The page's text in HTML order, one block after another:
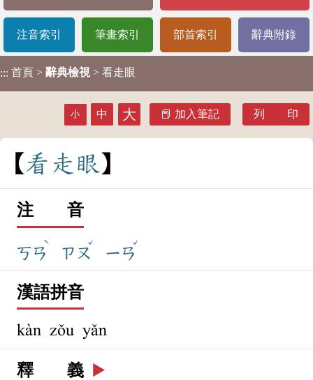
注音索引 筆畫索引 部首索引 辭典附錄
::: 首頁 > 辭典檢視 > 看走眼
小 中 大 加入筆記 列 印
看 走 眼
注 音
ㄎㄢ
ˋ
ㄗㄡ
ˇ
ㄧㄢ
ˇ
漢語拼音
kàn zǒu yǎn
釋 義 ▶️